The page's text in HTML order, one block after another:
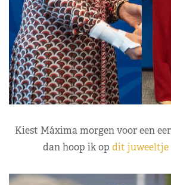
Kiest Máxima morgen voor een
dan hoop ik op dit juweeltje